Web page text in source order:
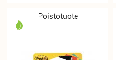
Poistotuote